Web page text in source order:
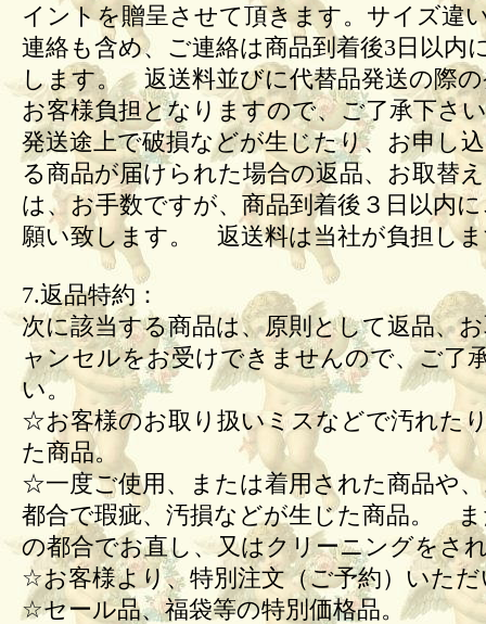
イントを贈呈させて頂きます。サイズ違
連絡も含め、ご連絡は商品到着後3日以内
します。 返送料並びに代替品発送の際の
お客様負担となりますので、ご了承下さ
発送途上で破損などが生じたり、お申し
る商品が届けられた場合の返品、お取替
は、お手数ですが、商品到着後３日以内
願い致します。 返送料は当社が負担し
7.返品特約：
次に該当する商品は、原則として返品、
ャンセルをお受けできませんので、ご了
い。
☆お客様のお取り扱いミスなどで汚れた
た商品。
☆一度ご使用、または着用された商品や
都合で瑕疵、汚損などが生じた商品。
の都合でお直し、又はクリーニングをさ
☆お客様より、特別注文（ご予約）いた
☆セール品、福袋等の特別価格品。